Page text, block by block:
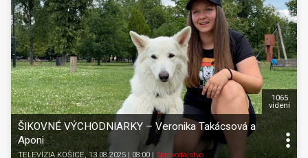
ŠIKOVNÉ VÝCHODNIARKY – Veronika Takácsová a
Aponi
TELEVÍZIA KOŠICE, 13.08.2025 | 08:00 Spravodajstvo
1065
videní